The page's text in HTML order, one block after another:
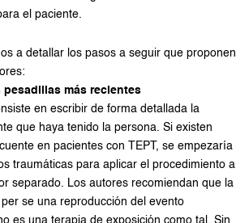
el paciente.
a detallar los pasos a seguir que proponen
pesadillas más recientes
en escribir de forma detallada la
que haya tenido la persona. Si existen
en pacientes con TEPT, se empezaría
traumáticas para aplicar el procedimiento a
separado. Los autores recomiendan que la
se una reproducción del evento
es una terapia de exposición como tal. Sin